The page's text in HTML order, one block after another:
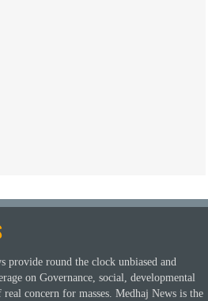
provide round the clock unbiased and
on Governance, social, developmental
real concern for masses. Medhaj News is the